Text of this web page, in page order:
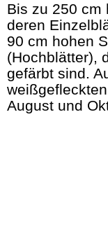
Bis zu 250 cm
deren
90 cm hohen
(Hochblätter),
gefärbt sind.
August und